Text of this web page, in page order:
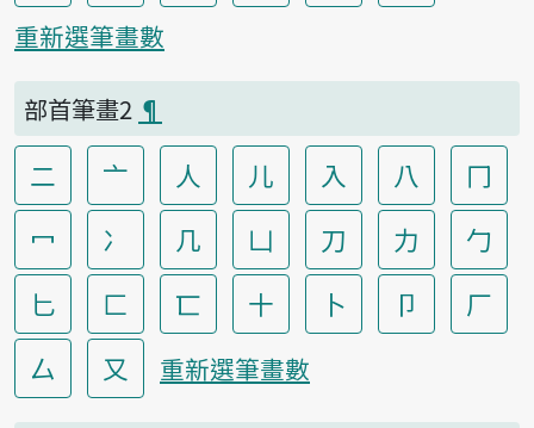
重新選筆畫數
部首筆畫2 ¶
二 亠 人 儿 入 八
冂
冖
冫 几 凵 刀 力
勹
匕
匚 匸 十 卜 卩
厂
厶
又 重新選筆畫數